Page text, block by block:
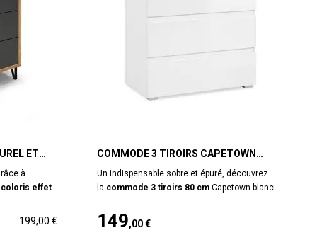
ET
à
coloris effet
un séjour ou
199,00 €
COMMODE 3 TIROIRS CAPETOWN
BLANC
Un indispensable sobre et épuré, découvrez
la commode 3 tiroirs 80 cmCapetown blanc.
épurées, le meuble se fondra facilement dans
n'importe quel style de déco. Idéale dans une
149,00 €